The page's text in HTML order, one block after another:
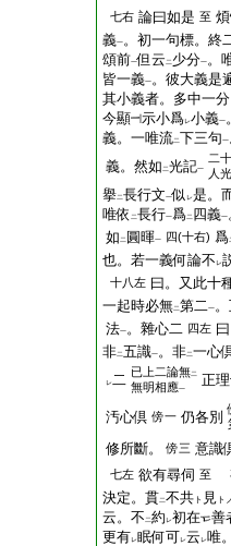
七右 論曰如是 至
義一。初一句標。終
頌前一但云 二 少分一。
皆一義一。彼大義是
其小義者。多中一
今顯
示小爲レ小義一
義。一唯流二下三句一
義。然如 二光記一
二
人
擧二長行文一似 レ是。
唯依 二長行一爲二 四義一
如 二 圓暉一 四(十右) 爲
也。若一義何論不 レ
十八左 曰。又此十
一起時必無二第二一
法一。雜心二 四左
非二五識一。非二一心
レ二 已上二論無二
無明相應一
正
汚心倶 傍一 仍各別
修所斷。 傍三 意識
七左 欲有尋伺 至
決定。貫二不共 ト 見 ト
云。不 二約 レ初在
善
更有レ眠何可レ云 レ唯